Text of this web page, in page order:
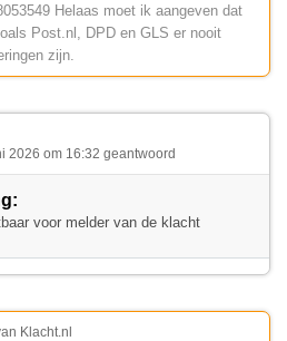
Helaas moet ik aangeven dat
Post.nl, DPD en GLS er nooit
zijn.
2026 om 16:32 geantwoord
voor melder van de klacht
Klacht.nl